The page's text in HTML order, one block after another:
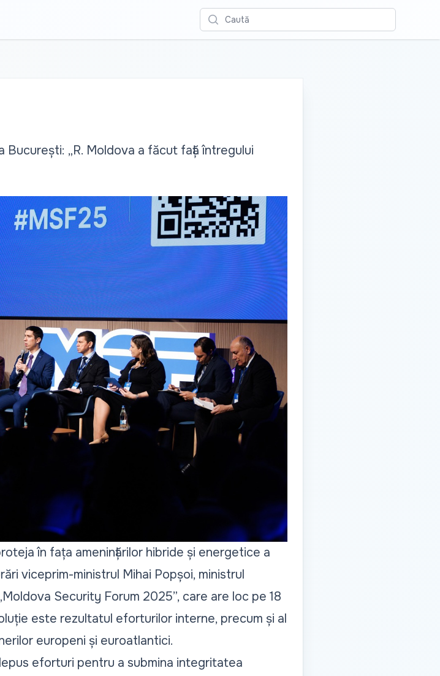
Caută
„R. Moldova a făcut față întregului
în fața amenințărilor hibride și energetice a
viceprim-ministrul Mihai Popșoi, ministrul
Security Forum 2025”, care are loc pe 18
este rezultatul eforturilor interne, precum și al
europeni și euroatlantici.
eforturi pentru a submina integritatea